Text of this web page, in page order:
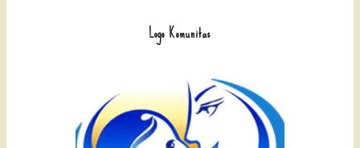
Logo Komunitas